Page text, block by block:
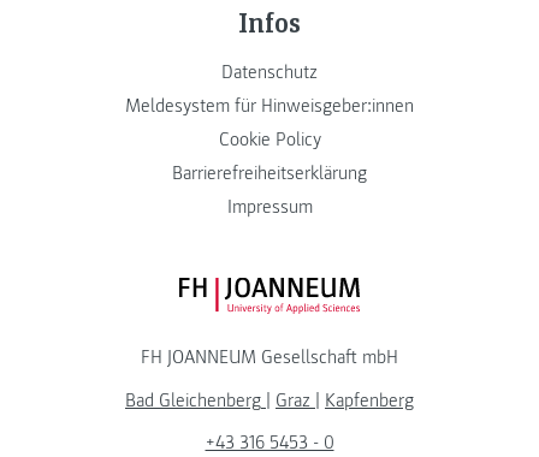
Infos
Datenschutz
Meldesystem für Hinweisgeber:innen
Cookie Policy
Barrierefreiheitserklärung
Impressum
FH JOANNEUM Logo
FH JOANNEUM Gesellschaft mbH
Bad Gleichenberg | Graz | Kapfenberg
+43 316 5453 - 0